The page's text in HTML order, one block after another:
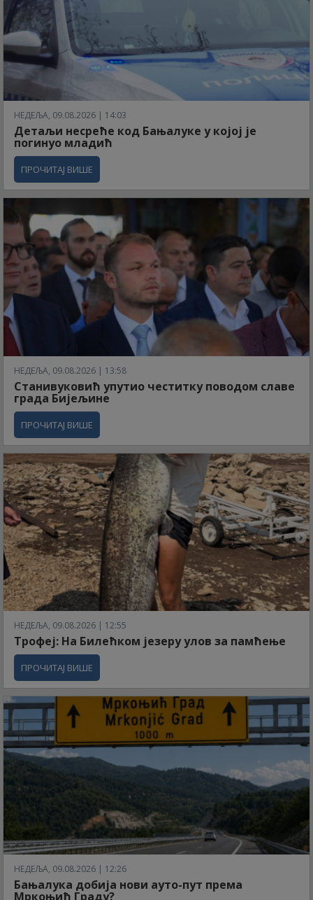
НЕДЕЉА, 09.08.2026 | 14:03
Детаљи несреће код Бањалуке у којој је
погинуо младић
ПРОЧИТАЈ ВИШЕ
НЕДЕЉА, 09.08.2026 | 13:58
Станивуковић упутио честитку поводом славе
града Бијељине
ПРОЧИТАЈ ВИШЕ
НЕДЕЉА, 09.08.2026 | 12:55
Трофеј: На Билећком језеру улов за памћење
ПРОЧИТАЈ ВИШЕ
НЕДЕЉА, 09.08.2026 | 12:26
Бањалука добија нови ауто-пут према
Мркоњић Граду?